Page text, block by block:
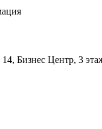
Бизнес Центр, 3